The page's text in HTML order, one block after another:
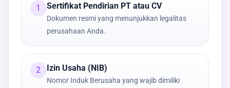
1 Sertifikat Pendirian PT atau CV
Dokumen resmi yang menunjukkan legalitas
perusahaan Anda.
2 Izin Usaha (NIB)
Nomor Induk Berusaha yang wajib dimiliki